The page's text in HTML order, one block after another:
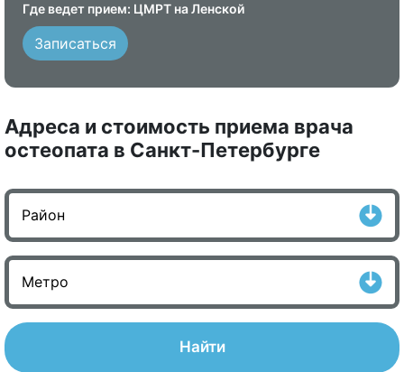
Где ведет прием: ЦМРТ на Ленской
Записаться
Адреса и стоимость приема врача
остеопата в Санкт-Петербурге
Найти